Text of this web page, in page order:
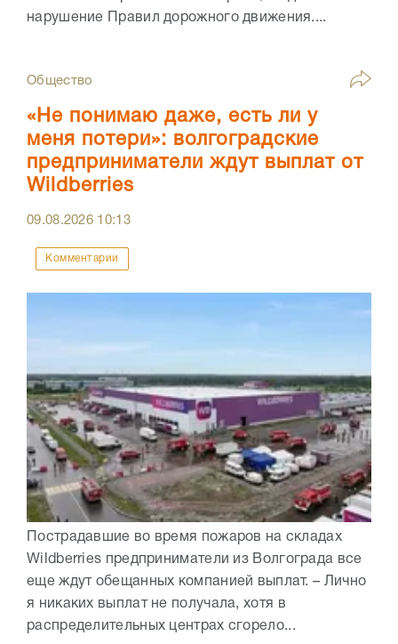
нарушение Правил дорожного движения....
Общество
«Не понимаю даже, есть ли у
меня потери»: волгоградские
предприниматели ждут выплат от
Wildberries
09.08.2026 10:13
Комментарии
Пострадавшие во время пожаров на складах
Wildberries предприниматели из Волгограда все
еще ждут обещанных компанией выплат. – Лично
я никаких выплат не получала, хотя в
распределительных центрах сгорело...